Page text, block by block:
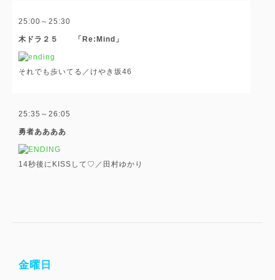
25:00～25:30
木ドラ２５ 「Re:Mind」
それでも歩いてる／けやき坂46
25:35～26:05
勇者ああああ
14秒後にKISSして♡／田村ゆかり
金曜日